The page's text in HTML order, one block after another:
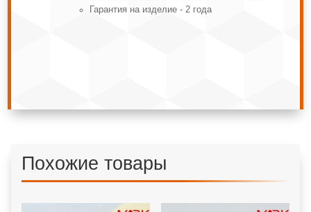
Гарантия на изделие - 2 года
Похожие товары